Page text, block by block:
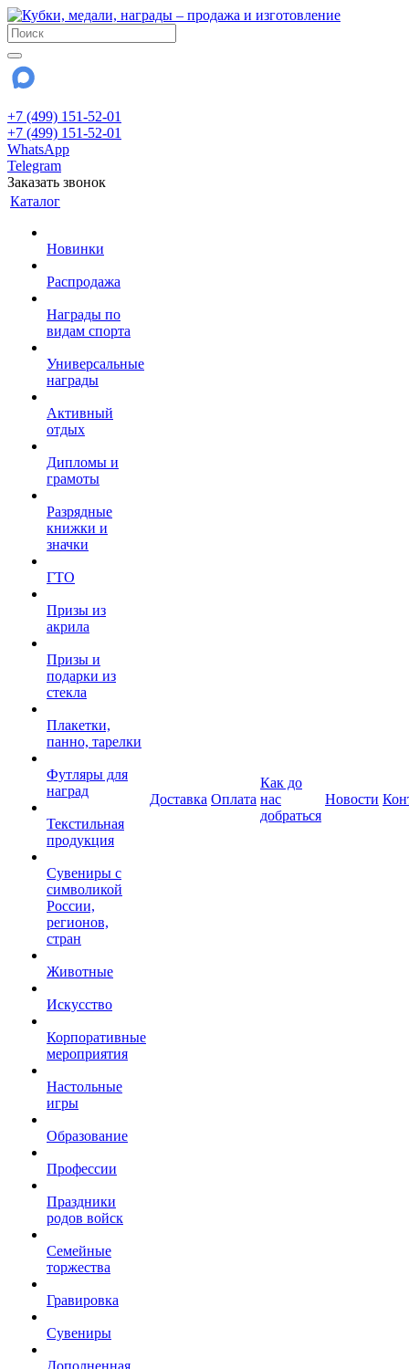
+7 (499) 151-52-01
+7 (499) 151-52-01
WhatsApp
Telegram
Заказать звонок
Каталог
Новинки
Распродажа
Награды по
видам спорта
Универсальные
награды
Активный
отдых
Дипломы и
грамоты
Разрядные
книжки и
значки
ГТО
Призы из
акрила
Призы и
подарки из
стекла
Плакетки,
панно, тарелки
Футляры для
наград
Текстильная
продукция
Сувениры с
символикой
России,
регионов,
стран
Животные
Искусство
Корпоративные
мероприятия
Настольные
игры
Образование
Профессии
Праздники
родов войск
Семейные
торжества
Гравировка
Сувениры
Дополненная
Доставка Оплата
Как до
нас
добраться
Новости